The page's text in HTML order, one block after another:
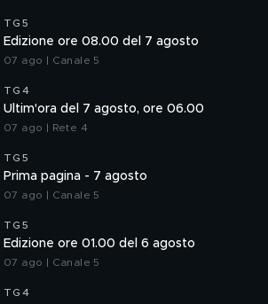
TG5
Edizione ore 08.00 del 7 agosto
07 ago | Canale 5
TG4
Ultim'ora del 7 agosto, ore 06.00
07 ago | Rete 4
TG5
Prima pagina - 7 agosto
07 ago | Canale 5
TG5
Edizione ore 01.00 del 6 agosto
07 ago | Canale 5
TG4